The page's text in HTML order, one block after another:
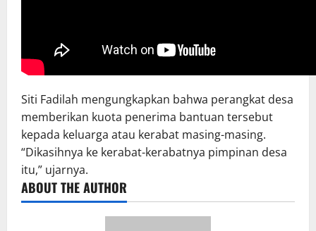
Siti Fadilah mengungkapkan bahwa perangkat desa
memberikan kuota penerima bantuan tersebut
kepada keluarga atau kerabat masing-masing.
“Dikasihnya ke kerabat-kerabatnya pimpinan desa
itu,” ujarnya.
ABOUT THE AUTHOR